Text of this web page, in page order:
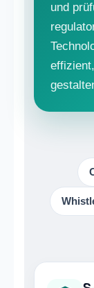
und